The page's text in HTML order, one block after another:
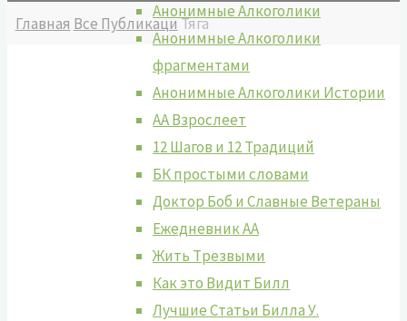
Анонимные Алкоголики
Анонимные Алкоголики
фрагментами
Анонимные Алкоголики Истории
АА Взрослеет
12 Шагов и 12 Традиций
БК простыми словами
Доктор Боб и Славные Ветераны
Ежедневник АА
Жить Tрезвыми
Как это Видит Билл
Лучшие Cтатьи Билла У.
Главная Все ПубликациТяга